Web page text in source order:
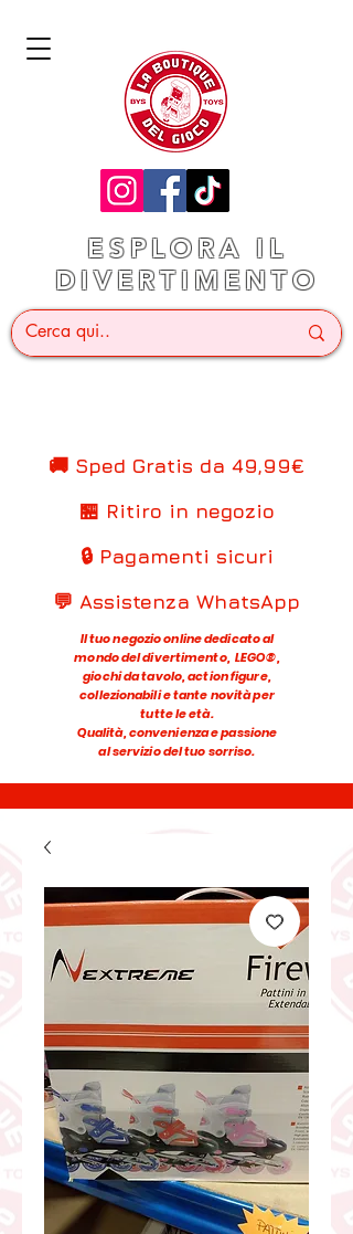
ESPLORA IL
DIVERTIMENTO
🚚 Sped Gratis da 49,99€
🏪 Ritiro in negozio
🔒 Pagamenti sicuri
💬 Assistenza WhatsApp
Il tuo negozio online dedicato al
mondo del divertimento, LEGO®,
giochi da tavolo, action figure,
collezionabili e tante novità per
tutte le età.
Qualità, convenienza e passione
al servizio del tuo sorriso.